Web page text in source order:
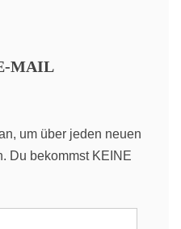
MAIL
um über jeden neuen
Du bekommst KEINE